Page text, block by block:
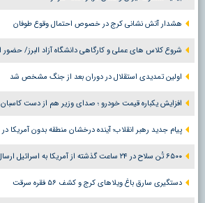
هشدار آتش نشانی کرج در خصوص احتمال وقوع طوفان
شروع کلاس های عملی و کارگاهی دانشگاه آزاد البرز/
اولین تمدیدی استقلال در دوران بعد از جنگ مشخص شد
افزایش یکباره قیمت خودرو ؛ صدای وزیر هم از دست
پیام جدید رهبر انقلاب؛ آینده درخشان منطقه بدون
۶۵۰۰ تُن سلاح در ۲۴ ساعت گذشته از آمریکا به اسرائیل ارسال شد
دستگیری سارق باغ ویلاهای کرج و کشف ۵۶ فقره سرقت